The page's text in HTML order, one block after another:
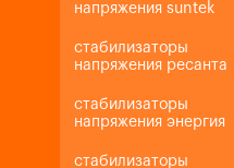
напряжения suntek
стабилизаторы
напряжения ресанта
стабилизаторы
напряжения энергия
стабилизаторы